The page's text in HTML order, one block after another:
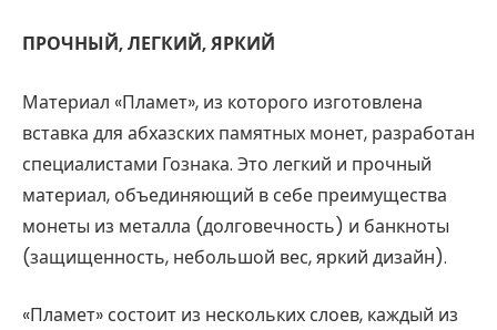
ПРОЧНЫЙ, ЛЕГКИЙ, ЯРКИЙ
Материал «Пламет», из которого изготовлена
вставка для абхазских памятных монет, разработан
специалистами Гознака. Это легкий и прочный
материал, объединяющий в себе преимущества
монеты из металла (долговечность) и банкноты
(защищенность, небольшой вес, яркий дизайн).
«Пламет» состоит из нескольких слоев, каждый из